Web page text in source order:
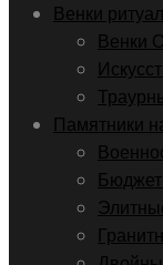
Венки
Венки
Памятники